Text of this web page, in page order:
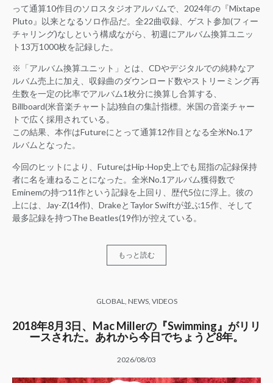
って通算10作目のソロスタジオアルバムで、2024年の『Mixtape
Pluto』以来となるソロ作品だ。全22曲収録、ゲスト参加(フィー
チャリング)なしという構成ながら、初週にアルバム換算ユニッ
ト13万1000枚を記録した。
※「アルバム換算ユニット」とは、CDやデジタルでの純粋なア
ルバム売上に加え、収録曲のダウンロード数やストリーミング再
生数を一定の比率でアルバム1枚分に換算し合算する、
Billboard(米音楽チャート誌)独自の集計指標。米国の音楽チャー
トで広く採用されている。
この結果、本作はFutureにとって通算12作目となる全米No.1ア
ルバムとなった。
今回のヒットにより、FutureはHip-Hop史上でも屈指の記録保持
者に名を連ねることになった。全米No.1アルバム獲得数で
Eminemの持つ11作という記録を上回り、歴代5位に浮上。彼の
上には、Jay-Z(14作)、DrakeとTaylor Swiftが並ぶ15作、そして
最多記録を持つThe Beatles(19作)が控えている。
もっと読む
GLOBAL, NEWS, VIDEOS
2018年8月3日、Mac Millerの『Swimming』がリリ
ースされた。あれから今日でちょうど8年。
2026/08/03